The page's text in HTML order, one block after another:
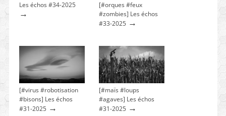
Les échos #34-2025
→
[#orques #feux
#zombies] Les échos
#33-2025→
[#virus #robotisation
#bisons] Les échos
#31-2025→
[#maïs #loups
#agaves] Les échos
#31-2025→